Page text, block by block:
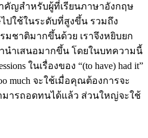
คัญสำหรับผู้ที่เรียนภาษาอังกฤษ
ปใช้ในระดับที่สูงขึ้น รวมถึง
มชาติมากขึ้นด้วย เราจึงหยิบยก
มานำเสนอมากขึ้น โดยในบทความนี้
ในเรื่องของ “(to have) had it”
much จะใช้เมื่อคุณต้องการจะ
ารถอดทนได้แล้ว ส่วนใหญ่จะใช้